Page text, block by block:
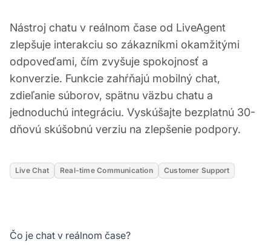
Nástroj chatu v reálnom čase od LiveAgent
zlepšuje interakciu so zákazníkmi okamžitými
odpoveďami, čím zvyšuje spokojnosť a
konverzie. Funkcie zahŕňajú mobilný chat,
zdieľanie súborov, spätnu väzbu chatu a
jednoduchú integráciu. Vyskúšajte bezplatnú 30-
dňovú skúšobnú verziu na zlepšenie podpory.
Live Chat Real-time Communication Customer Support
Čo je chat v reálnom čase?